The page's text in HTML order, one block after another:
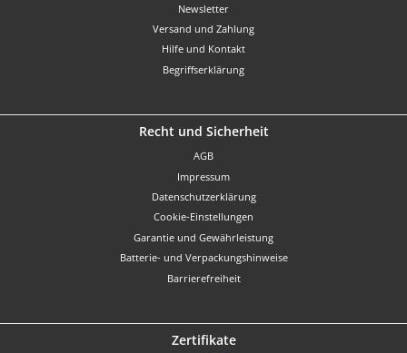
Newsletter
Versand und Zahlung
Hilfe und Kontakt
Begriffserklärung
Recht und Sicherheit
AGB
Impressum
Datenschutzerklärung
Cookie-Einstellungen
Garantie und Gewährleistung
Batterie- und Verpackungshinweise
Barrierefreiheit
Zertifikate